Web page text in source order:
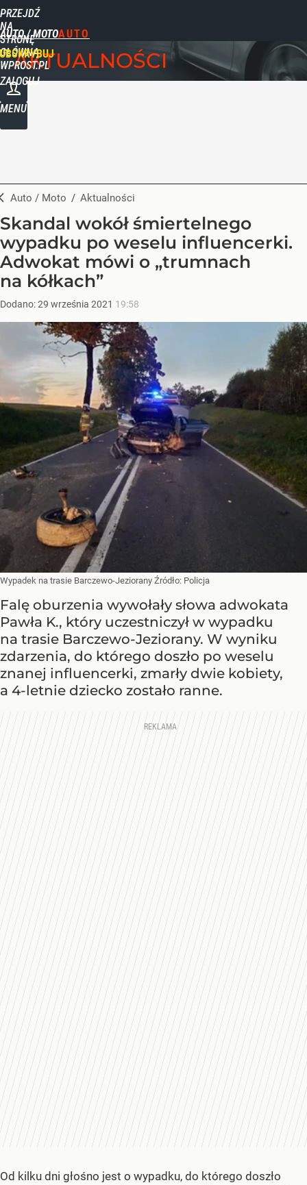
PRZEJDŹ
NA
STRONĘ
GŁÓWNĄ
WPROST.PL
AUTO / MOTO
ZALOGUJ
MENU
AKTUALNOŚCI
Auto / Moto / Aktualności
Skandal wokół śmiertelnego
wypadku po weselu influencerki.
Adwokat mówi o „trumnach
na kółkach”
Dodano:29 września 2021 19:58
Wypadek na trasie Barczewo-Jeziorany Źródło: Policja
Falę oburzenia wywołały słowa adwokata
Pawła K., który uczestniczył w wypadku
na trasie Barczewo-Jeziorany. W wyniku
zdarzenia, do którego doszło po weselu
znanej influencerki, zmarły dwie kobiety,
a 4-letnie dziecko zostało ranne.
Od kilku dni głośno jest o wypadku, do którego doszło